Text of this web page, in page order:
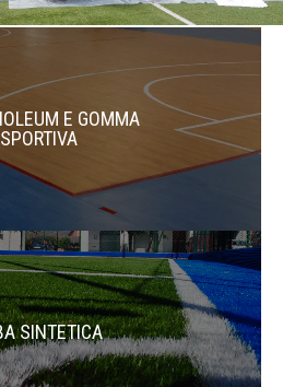
E GOMMA
SPORTIVA
SINTETICA